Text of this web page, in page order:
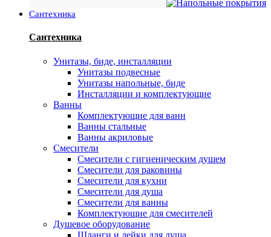
Сантехника
Сантехника
Унитазы, биде, инсталляции
Унитазы подвесные
Унитазы напольные, биде
Инсталляции и комплектующие
Ванны
Комплектующие для ванн
Ванны стальные
Ванны акриловые
Смесители
Смесители с гигиеническим душем
Смесители для раковины
Смесители для кухни
Смесители для душа
Смесители для ванны
Комплектующие для смесителей
Душевое оборудование
Шланги и лейки для душа